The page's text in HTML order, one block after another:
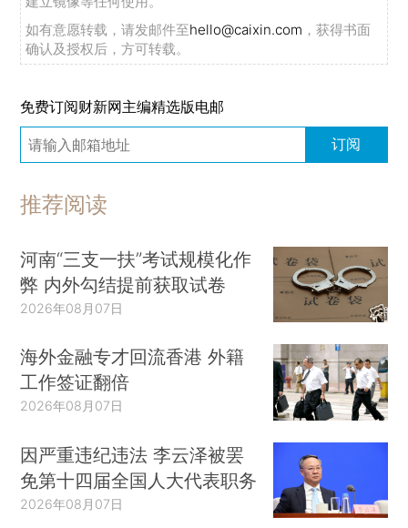
如有意愿转载，请发邮件至hello@caixin.com ，获得书面
确认及授权后，方可转载。
免费订阅财新网主编精选版电邮
订阅
推荐阅读
河南“三支一扶”考试规模化作
弊 内外勾结提前获取试卷
2026年08月07日
海外金融专才回流香港 外籍
工作签证翻倍
2026年08月07日
因严重违纪违法 李云泽被罢
免第十四届全国人大代表职务
2026年08月07日